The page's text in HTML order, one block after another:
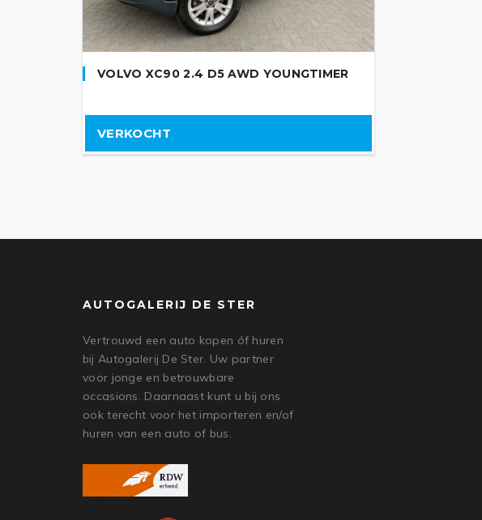
VOLVO XC90 2.4 D5 AWD YOUNGTIMER
VERKOCHT
AUTOGALERIJ DE STER
Vertrouwd een auto kopen óf huren
bij Autogalerij De Ster. Uw partner
voor jonge en betrouwbare
occasions. Daarnaast kunt u bij ons
ook terecht voor het importeren en/of
huren van een auto of bus.